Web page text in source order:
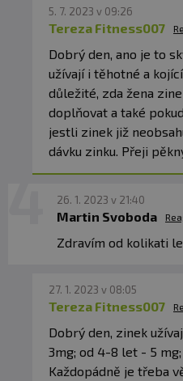
5. 7. 2023 v 09:26
Tereza Fitness007
Dobrý den, ano je to
užívají i těhotné a
důležité, zda žena
doplňovat a také
jestli zinek již
dávku zinku. Přeji
26. 1. 2023 v 21:40
Martin Svoboda
Zdravím od kolikati
27. 1. 2023 v 08:05
Tereza Fitness007
Dobrý den, zinek
3mg; od 4-8 let - 5
Každopádně je třeba